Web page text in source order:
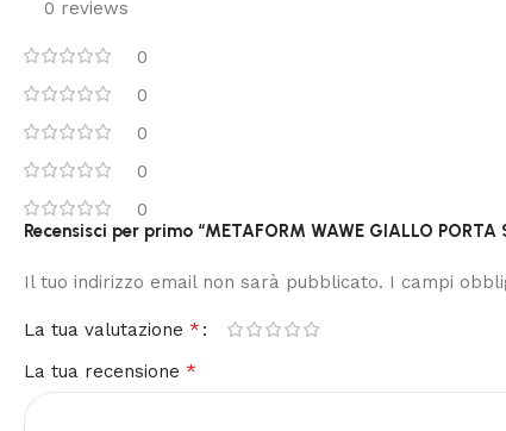
0 reviews
0
0
0
0
0
Recensisci per primo “METAFORM WAWE GIALLO PORTA
Il tuo indirizzo email non sarà pubblicato. I campi
La tua valutazione *
La tua recensione *